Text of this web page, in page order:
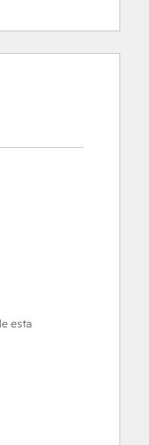
esta